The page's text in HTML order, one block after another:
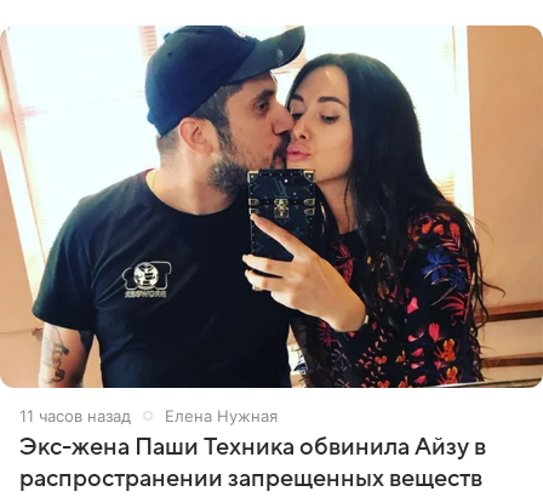
11 часов назад Елена Нужная
Экс-жена Паши Техника обвинила Айзу в
распространении запрещенных веществ